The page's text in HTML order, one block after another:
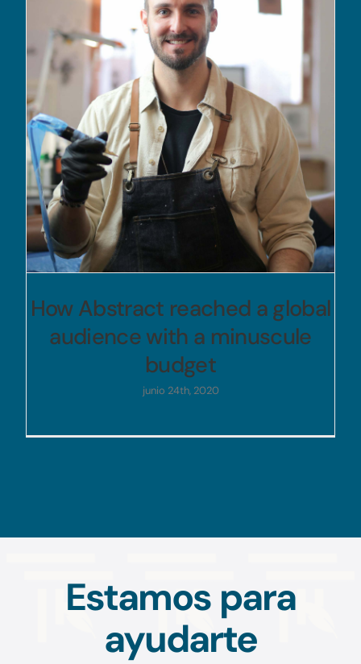
How Abstract reached a global
audience with a minuscule
budget
junio 24th, 2020
Estamos para
ayudarte